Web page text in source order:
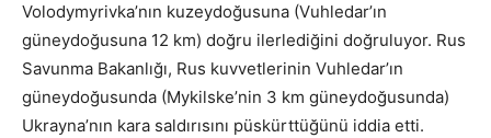
Volodymyrivka’nın kuzeydoğusuna (Vuhledar’ın
güneydoğusuna 12 km) doğru ilerlediğini doğruluyor. Rus
Savunma Bakanlığı, Rus kuvvetlerinin Vuhledar’ın
güneydoğusunda (Mykilske’nin 3 km güneydoğusunda)
Ukrayna’nın kara saldırısını püskürttüğünü iddia etti.